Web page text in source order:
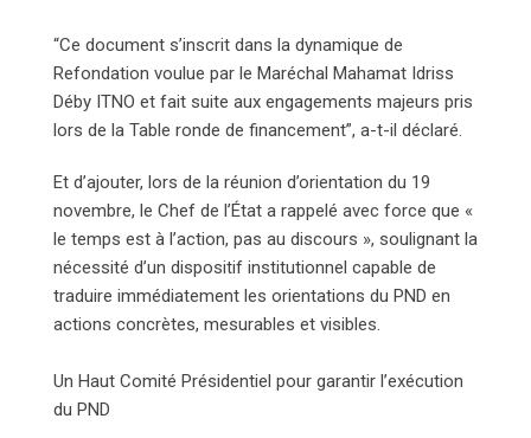
“Ce document s’inscrit dans la dynamique de
Refondation voulue par le Maréchal Mahamat Idriss
Déby ITNO et fait suite aux engagements majeurs pris
lors de la Table ronde de financement”, a-t-il déclaré.
Et d’ajouter, lors de la réunion d’orientation du 19
novembre, le Chef de l’État a rappelé avec force que «
le temps est à l’action, pas au discours », soulignant la
nécessité d’un dispositif institutionnel capable de
traduire immédiatement les orientations du PND en
actions concrètes, mesurables et visibles.
Un Haut Comité Présidentiel pour garantir l’exécution
du PND